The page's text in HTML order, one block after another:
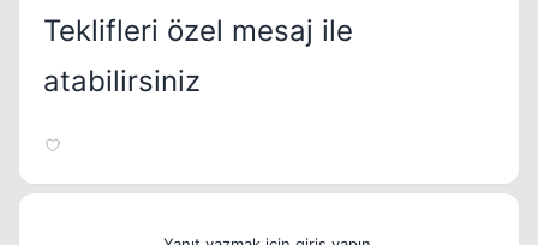
Teklifleri özel mesaj ile
atabilirsiniz